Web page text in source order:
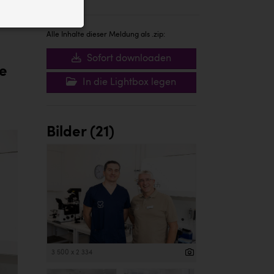
Alle Inhalte dieser Meldung als .zip:
Sofort downloaden
In die Lightbox legen
Bilder (21)
3 500 x 2 334
Website